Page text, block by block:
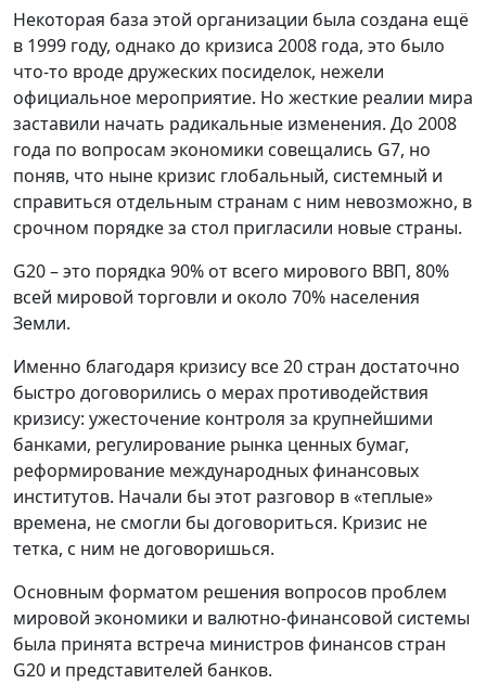
Некоторая база этой организации была создана ещё
в 1999 году, однако до кризиса 2008 года, это было
что-то вроде дружеских посиделок, нежели
официальное мероприятие. Но жесткие реалии мира
заставили начать радикальные изменения. До 2008
года по вопросам экономики совещались G7, но
поняв, что ныне кризис глобальный, системный и
справиться отдельным странам с ним невозможно, в
срочном порядке за стол пригласили новые страны.
G20 – это порядка 90% от всего мирового ВВП, 80%
всей мировой торговли и около 70% населения
Земли.
Именно благодаря кризису все 20 стран достаточно
быстро договорились о мерах противодействия
кризису: ужесточение контроля за крупнейшими
банками, регулирование рынка ценных бумаг,
реформирование международных финансовых
институтов. Начали бы этот разговор в «теплые»
времена, не смогли бы договориться. Кризис не
тетка, с ним не договоришься.
Основным форматом решения вопросов проблем
мировой экономики и валютно-финансовой системы
была принята встреча министров финансов стран
G20 и представителей банков.